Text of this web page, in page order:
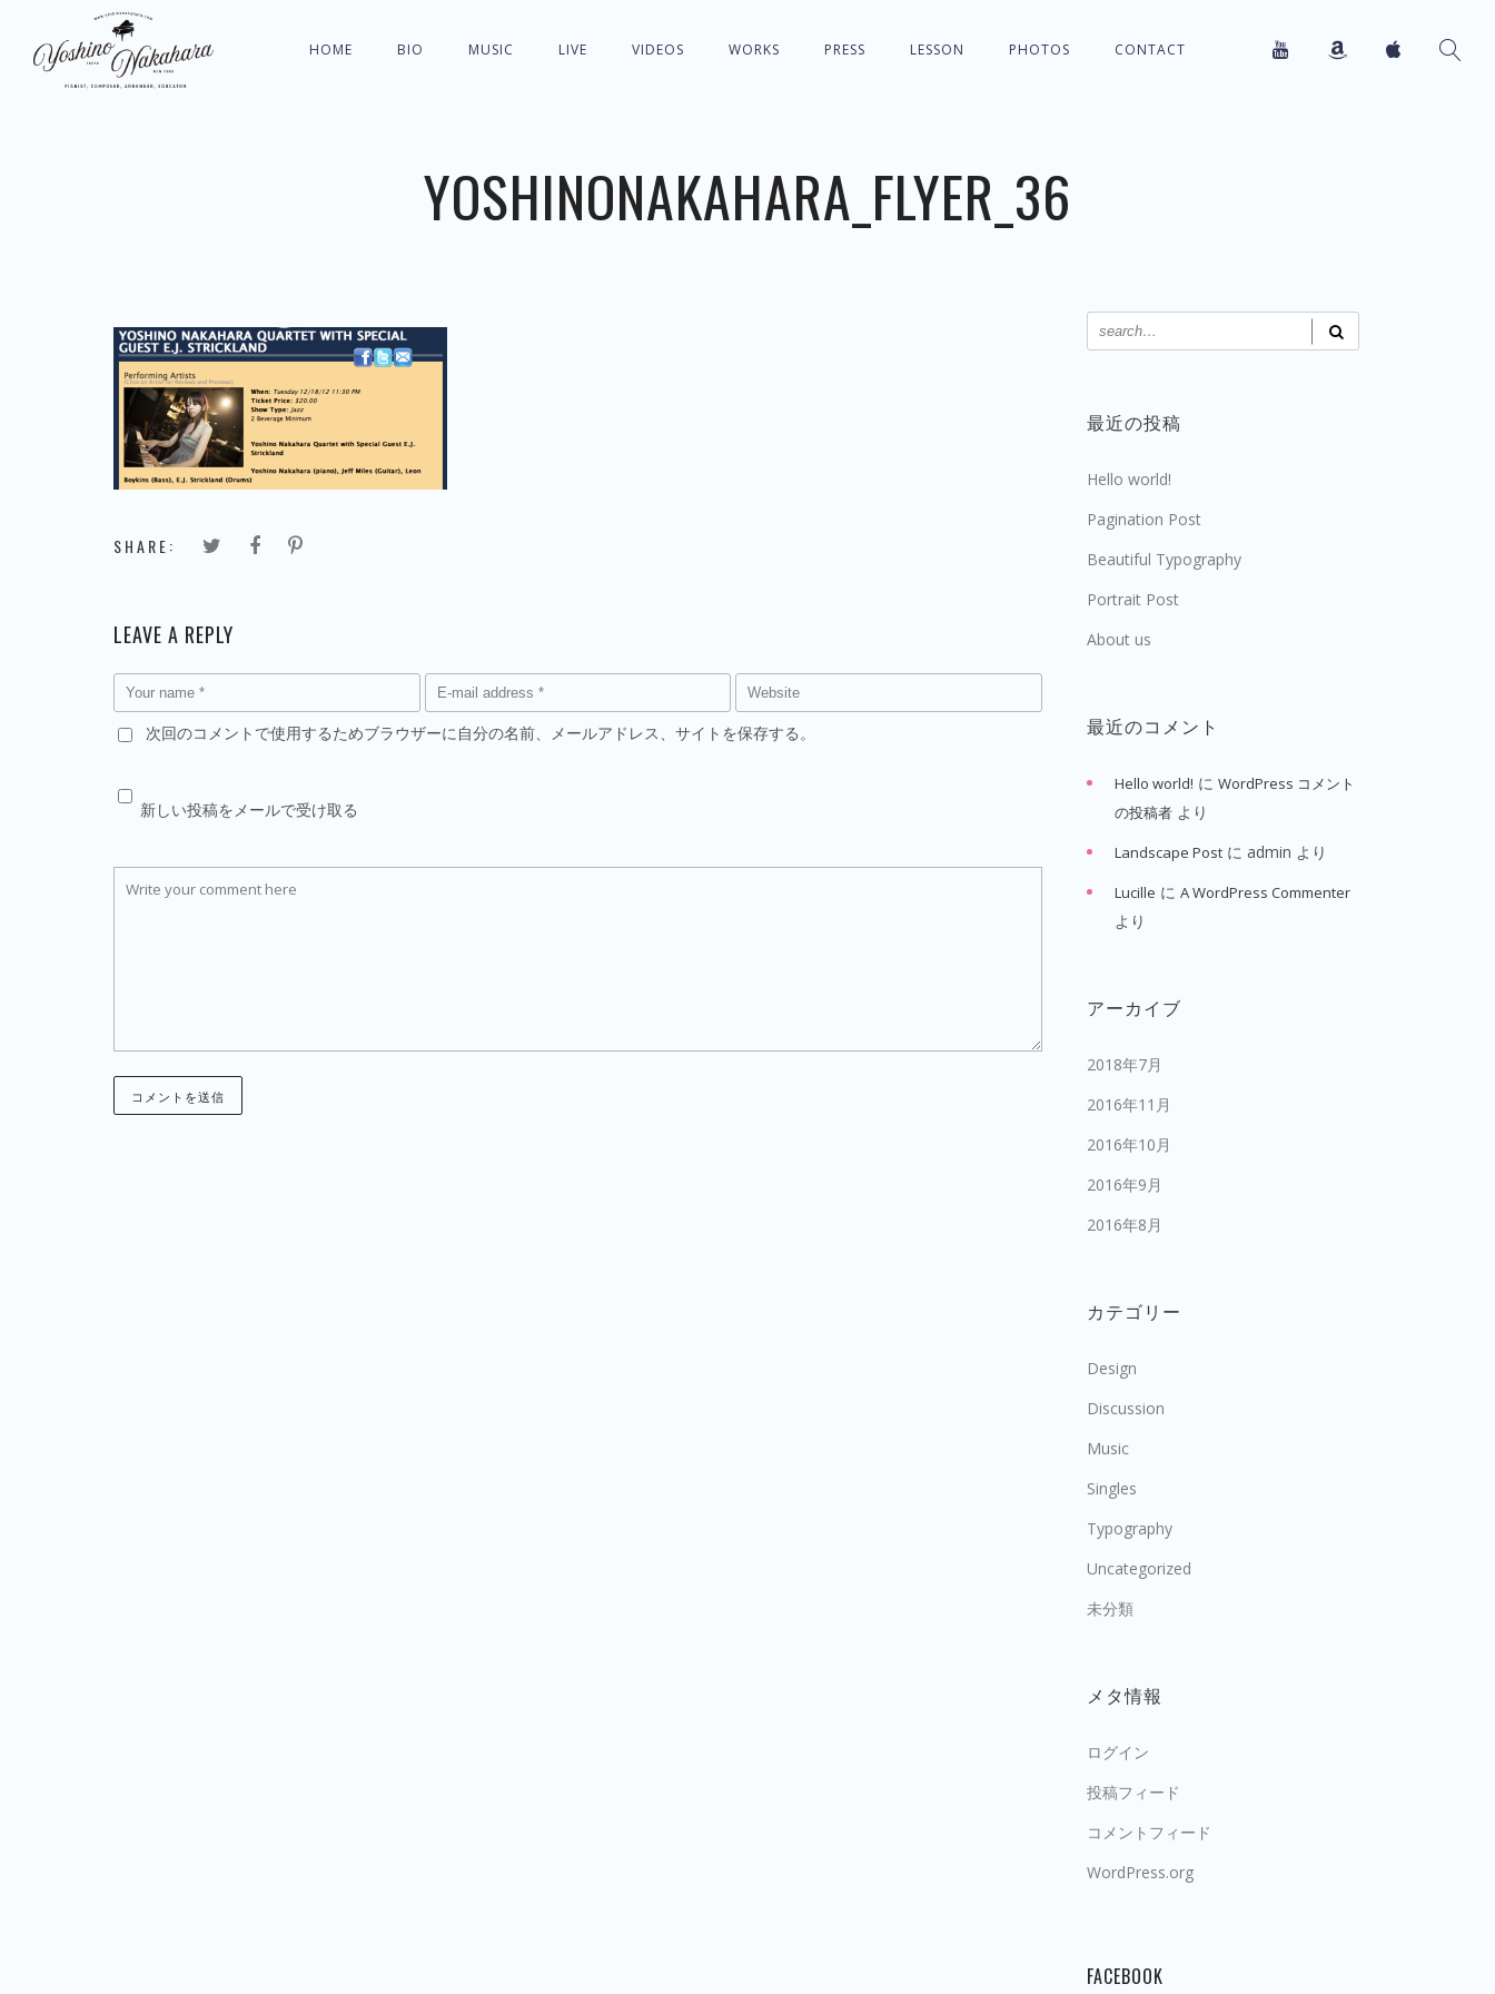
HOME BIO MUSIC LIVE VIDEOS WORKS PRESS LESSON PHOTOS CONTACT
YOSHINONAKAHARA_FLYER_36
SHARE:
LEAVE A REPLY
次回のコメントで使用するためブラウザーに自分の名前、メールアドレス、サイトを保存する。
新しい投稿をメールで受け取る
最近の投稿
Hello world!
Pagination Post
Beautiful Typography
Portrait Post
About us
最近のコメント
Hello world! に WordPress コメント
の投稿者 より
Landscape Post に admin より
Lucille に A WordPress Commenter
より
アーカイブ
2018年7月
2016年11月
2016年10月
2016年9月
2016年8月
カテゴリー
Design
Discussion
Music
Singles
Typography
Uncategorized
未分類
メタ情報
ログイン
投稿フィード
コメントフィード
WordPress.org
FACEBOOK